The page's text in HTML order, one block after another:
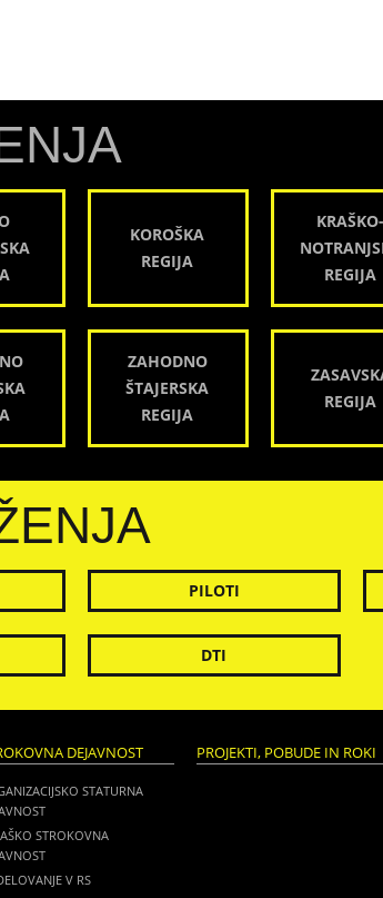
KOROŠKA
REGIJA
KRAŠKO-
REGIJA
ZAHODNO
ŠTAJERSKA
REGIJA
REGIJA
PILOTI
DTI
DEJAVNOST
STATURNA
STROKOVNA
V RS
PROJEKTI, POBUDE IN ROKI